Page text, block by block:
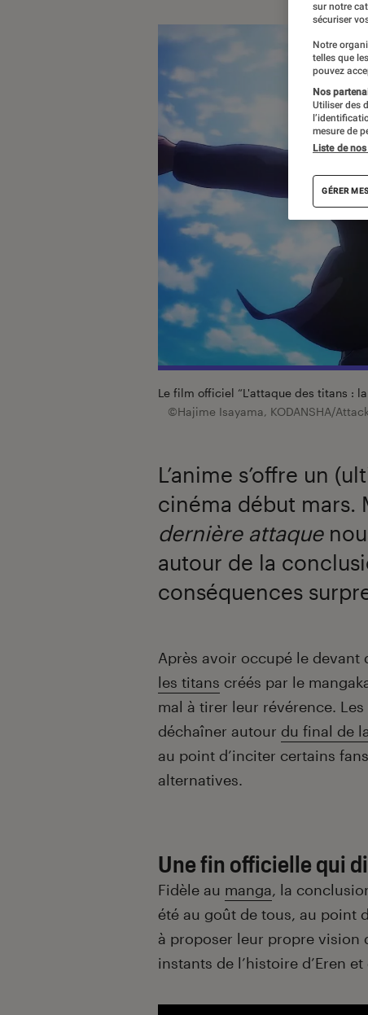
Le film officiel “L'attaque des titans :
©Hajime Isayama, KODANSHA/
L’anime s’offre un
cinéma début mars.
dernière attaque
autour de la
conséquences
Introduction
Après avoir occupé le devant
les titans créés par le
mal à tirer leur révérence. Les
déchaîner autour du final de
au point d’inciter certains
alternatives.
Une fin officielle qui
Fidèle au manga, la
été au goût de tous, au point
à proposer leur propre vision
instants de l’histoire d’Eren
sur notre
sécuriser
Notre
telles que
pouvez
Nos
Utiliser des
mesure de
Liste de
GÉRER